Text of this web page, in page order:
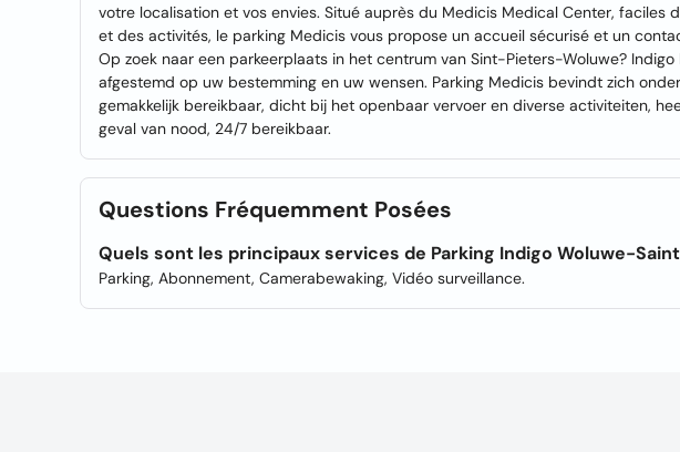
votre localisation et vos envies. Situé auprès du Medicis Medical Center, faciles
et des activités, le parking Medicis vous propose un accueil sécurisé et un
Op zoek naar een parkeerplaats in het centrum van Sint-Pieters-Woluwe?
afgestemd op uw bestemming en uw wensen. Parking Medicis bevindt zich
gemakkelijk bereikbaar, dicht bij het openbaar vervoer en diverse activiteiten,
geval van nood, 24/7 bereikbaar.
Questions Fréquemment Posées
Quels sont les principaux services de Parking Indigo Woluwe-
Parking, Abonnement, Camerabewaking, Vidéo surveillance.